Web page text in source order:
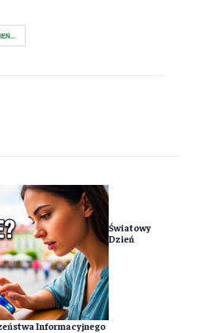
Światowy
Dzień
Informacyjnego